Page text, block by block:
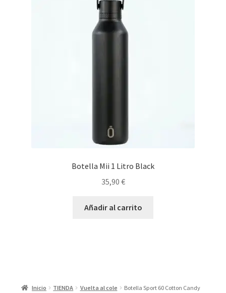
Botella Mii 1 Litro Black
35,90 €
Añadir al carrito
Inicio TIENDA Vuelta al cole Botella Sport 60 Cotton Candy